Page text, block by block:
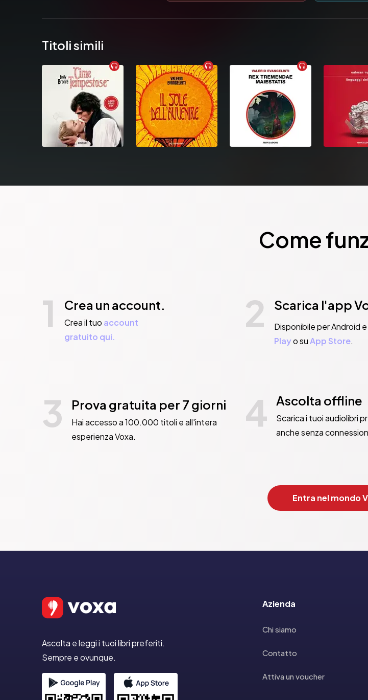
Titoli simili
Come
1 Crea un account.
Crea il tuo account
gratuito qui.
2 Scarica l'app
Disponibile per Android
Playo suApp Store.
3 Prova gratuita per 7 giorni
Hai accesso a 100.000 titoli e all'intera
esperienza Voxa.
4 Ascolta offline
Scarica i tuoi audiolibri
anche senza
Entra nel mondo
Ascolta e leggi i tuoi libri preferiti.
Sempre e ovunque.
Azienda
Chi siamo
Contatto
Attiva un voucher